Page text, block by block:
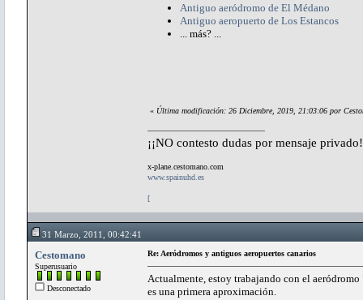
Antiguo aeródromo de El Médano
Antiguo aeropuerto de Los Estancos
... más? ...
« Última modificación: 26 Diciembre, 2019, 21:03:06 por
¡¡NO contesto dudas por mensaje
x-plane.cestomano.com
www.spainuhd.es
[
31 Marzo, 2011, 00:42:41
Cestomano
Superusuario
Desconectado
Re: Aeródromos y antiguos aeropuertos canarios
Actualmente, estoy trabajando con el
es una primera aproximación.